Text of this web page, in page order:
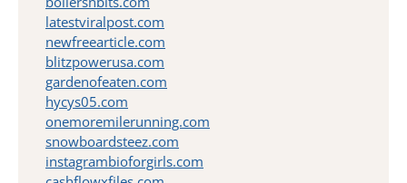
latestviralpost.com
newfreearticle.com
blitzpowerusa.com
gardenofeaten.com
hycys05.com
onemoremilerunning.com
snowboardsteez.com
instagrambioforgirls.com